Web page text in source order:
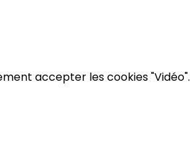
accepter les cookies "Vidéo".